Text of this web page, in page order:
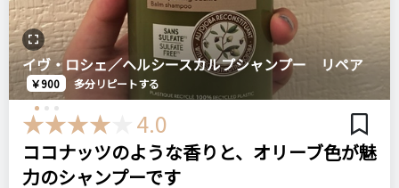
価格
1,540円
場所
インターネット
ドラコス セラティス バイ ミクシム
悪いところ（残念）
かなり高価。バスルームに不用意に置いておいたら家族が何気
なく使いそうなので、私専用であることを注意喚起をする必要
がある。
このラインは同じデザインのボトルで｢SCALP」「VOLUME」
napla ナプラ
インプライム シルキーモイスチャーシャンプー ベータ（しっと
りタイプ）280ml
リピート回数・頻度
はじめて
次回のリピート予定
イヴ・ロシェ／ヘルシースカルプシャンプー リペア
￥900 多分リピートする
4.0
ココナッツのような香りと、オリーブ色が魅
力のシャンプーです